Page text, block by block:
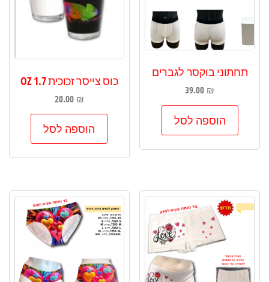
תחתוני בוקסר לגברים
39.00 ₪
הוספה לסל
כוס צייסר זכוכית 1.7 OZ
20.00 ₪
הוספה לסל